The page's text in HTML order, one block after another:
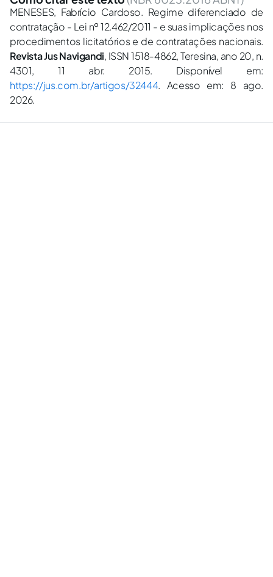
MENESES, Fabrício Cardoso. Regime diferenciado de
contratação - Lei nº 12.462/2011 - e suas implicações nos
procedimentos licitatórios e de contratações nacionais.
Revista Jus Navigandi, ISSN 1518-4862, Teresina, ano 20, n.
4301, 11 abr. 2015. Disponível em:
https://jus.com.br/artigos/32444. Acesso em: 8 ago.
2026.